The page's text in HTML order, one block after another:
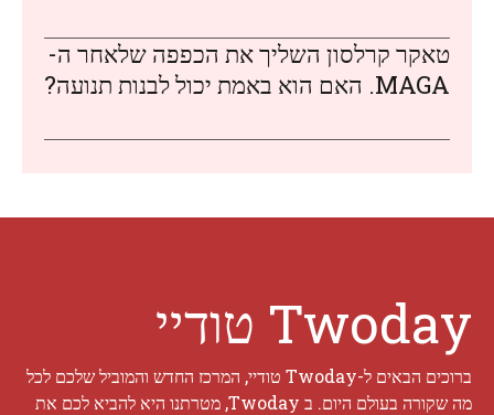
טאקר קרלסון השליך את הכפפה שלאחר ה-
MAGA. האם הוא באמת יכול לבנות תנועה?
Twoday טודיי
ברוכים הבאים ל-Twoday טודיי, המרכז החדש והמוביל שלכם לכל
מה שקורה בעולם היום. ב Twoday, מטרתנו היא להביא לכם את